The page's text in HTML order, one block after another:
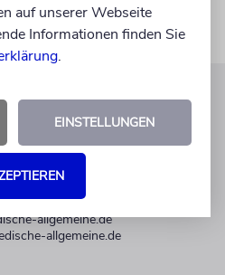
275833 0
9-17 Uhr
allgemeine.de
allgemeine.de
auf unserer Webseite
Informationen finden Sie
.
EINSTELLUNGEN